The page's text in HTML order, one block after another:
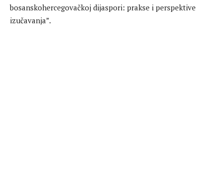
bosanskohercegovačkoj dijaspori: prakse i perspektive
izučavanja”.